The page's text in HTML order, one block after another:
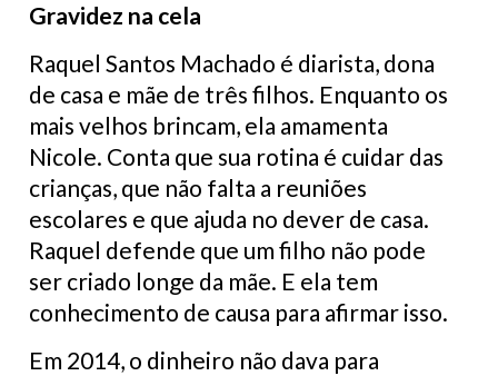
Gravidez na cela
Raquel Santos Machado é diarista, dona
de casa e mãe de três filhos. Enquanto os
mais velhos brincam, ela amamenta
Nicole. Conta que sua rotina é cuidar das
crianças, que não falta a reuniões
escolares e que ajuda no dever de casa.
Raquel defende que um filho não pode
ser criado longe da mãe. E ela tem
conhecimento de causa para afirmar isso.
Em 2014, o dinheiro não dava para